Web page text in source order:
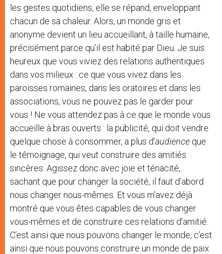
les gestes quotidiens, elle se répand, enveloppant
chacun de sa chaleur. Alors, un monde gris et
anonyme devient un lieu accueillant, à taille humaine,
précisément parce qu’il est habité par Dieu. Je suis
heureux que vous viviez des relations authentiques
dans vos milieux : ce que vous vivez dans les
paroisses romaines, dans les oratoires et dans les
associations, vous ne pouvez pas le garder pour
vous ! Ne vous attendez pas à ce que le monde vous
accueille à bras ouverts : la publicité, qui doit vendre
quelque chose à consommer, a plus d’audience que
le témoignage, qui veut construire des amitiés
sincères. Agissez donc avec joie et ténacité,
sachant que pour changer la société, il faut d’abord
nous changer nous-mêmes. Et vous m’avez déjà
montré que vous êtes capables de vous changer
vous-mêmes et de construire ces relations d’amitié.
C’est ainsi que nous pouvons changer le monde, c’est
ainsi que nous pouvons construire un monde de paix